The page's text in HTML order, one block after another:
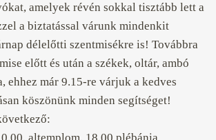
amelyek révén sokkal tisztább lett a
a biztatással várunk mindenkit
délelőtti szentmisékre is! Továbbra
előtt és után a székek, oltár, ambó
ehhez már 9.15-re várjuk a kedves
köszönünk minden segítséget!